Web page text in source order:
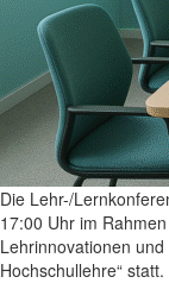
Die Lehr-/
17:00 Uhr im
Lehrinnovationen
Hochschullehre“ statt.